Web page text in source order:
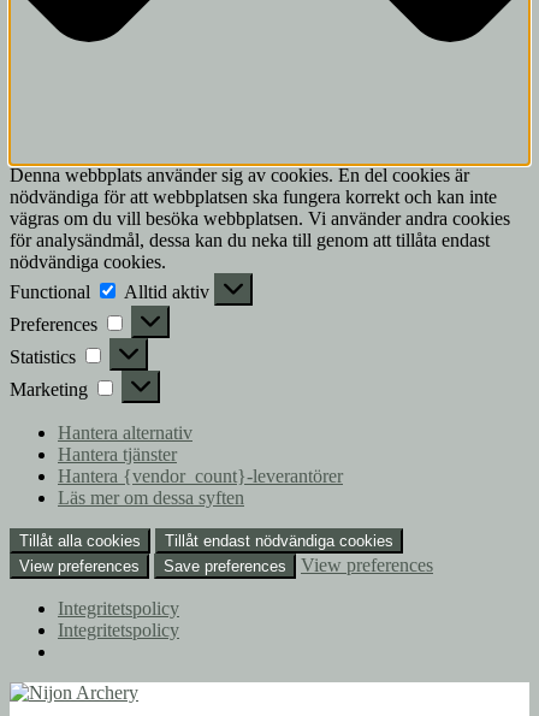
Denna webbplats använder sig av cookies. En del cookies är
nödvändiga för att webbplatsen ska fungera korrekt och kan inte
vägras om du vill besöka webbplatsen. Vi använder andra cookies
för analysändmål, dessa kan du neka till genom att tillåta endast
nödvändiga cookies.
Functional
Functional
Alltid aktiv
Preferences
Preferences
Statistics Statistics
Marketing Marketing
Hantera alternativ
Hantera tjänster
Hantera {vendor_count}-leverantörer
Läs mer om dessa syften
Tillåt alla cookies
Tillåt endast nödvändiga cookies
View preferences
Save preferences View preferences
Integritetspolicy
Integritetspolicy
Hoppa
Hoppa